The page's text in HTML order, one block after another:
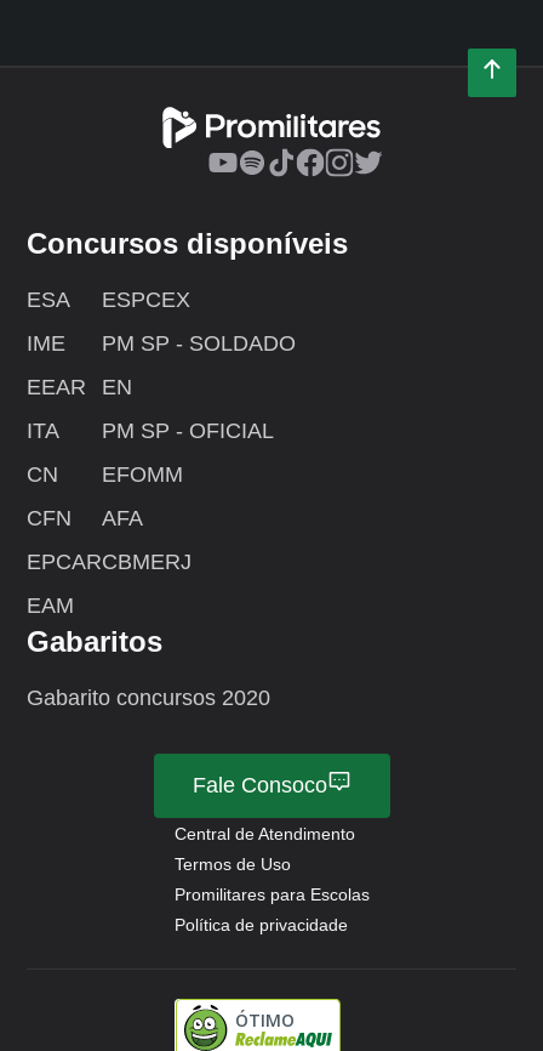
Concursos disponíveis
ESA
IME
EEAR
ITA
CN
CFN
EPCAR
EAM
ESPCEX
PM SP - SOLDADO
EN
PM SP - OFICIAL
EFOMM
AFA
CBMERJ
Gabaritos
Gabarito concursos 2020
Central de Atendimento
Termos de Uso
Promilitares para Escolas
Política de privacidade
Fale Consoco
ÓTIMO